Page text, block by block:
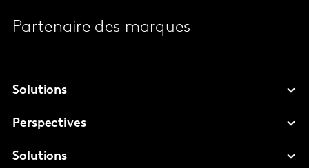
Partenaire des marques
Solutions
Perspectives
Solutions